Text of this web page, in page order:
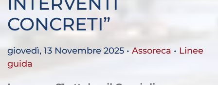
CONCRETI”
giovedì, 13 Novembre 2025 • Assoreca • Linee
guida